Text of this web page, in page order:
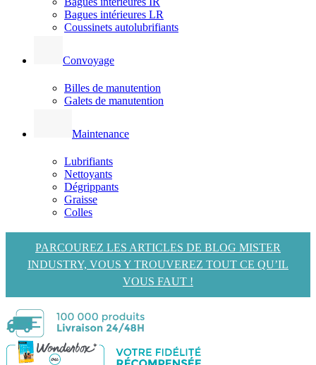
Bagues intérieures LR
Coussinets autolubrifiants
Convoyage
Billes de manutention
Galets de manutention
Maintenance
Lubrifiants
Nettoyants
Dégrippants
Graisse
Colles
PARCOUREZ LES ARTICLES DE BLOG MISTER
INDUSTRY, VOUS Y TROUVEREZ TOUT CE QU’IL
VOUS FAUT !